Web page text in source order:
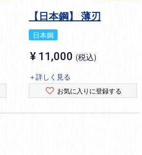
【日本鋼】 薄刃
日本鋼
¥ 11,000 税込
＋詳しく見る
お気に入りに登録する